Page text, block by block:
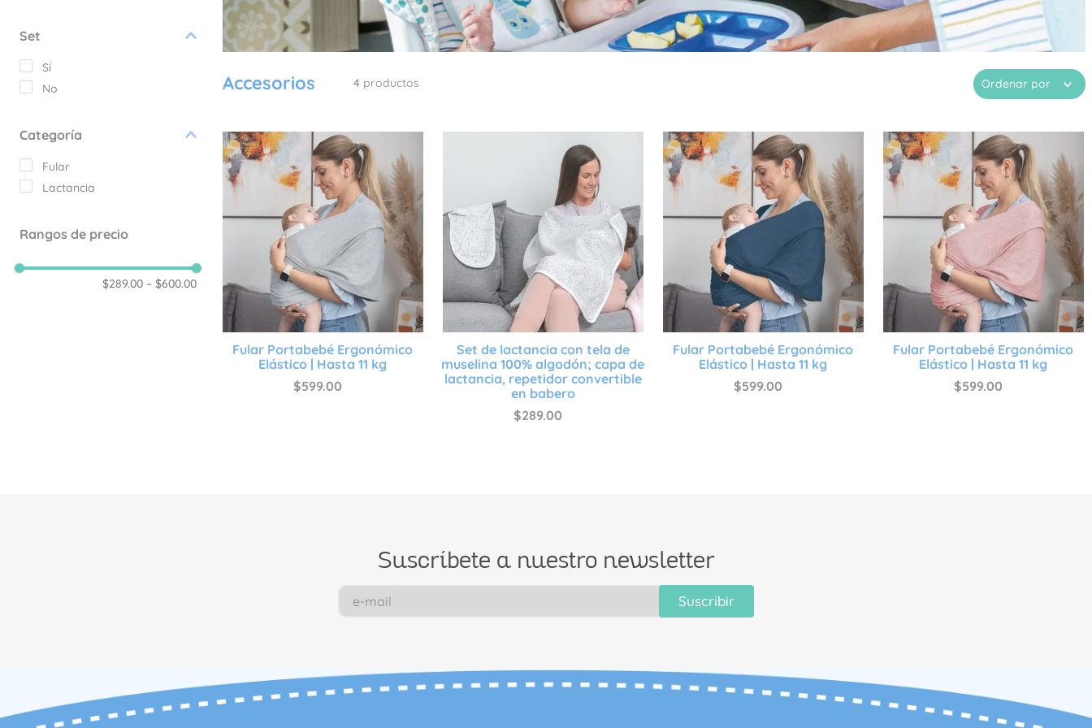
Set
Sí
No
Categoría
Fular
Lactancia
Rangos de precio
$289.00 – $600.00
Accesorios 4 productos Ordenar por
Fular Portabebé Ergonómico
Elástico | Hasta 11 kg
$599.00
Set de lactancia con tela de
muselina 100% algodón; capa de
lactancia, repetidor convertible
en babero
$289.00
Fular Portabebé Ergonómico
Elástico | Hasta 11 kg
$599.00
Fular Portabebé Ergonómico
Elástico | Hasta 11 kg
$599.00
Suscríbete a nuestro newsletter
Suscribir